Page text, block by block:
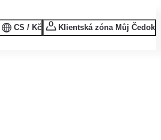
CS / Kč Klientská zóna Můj Čedok